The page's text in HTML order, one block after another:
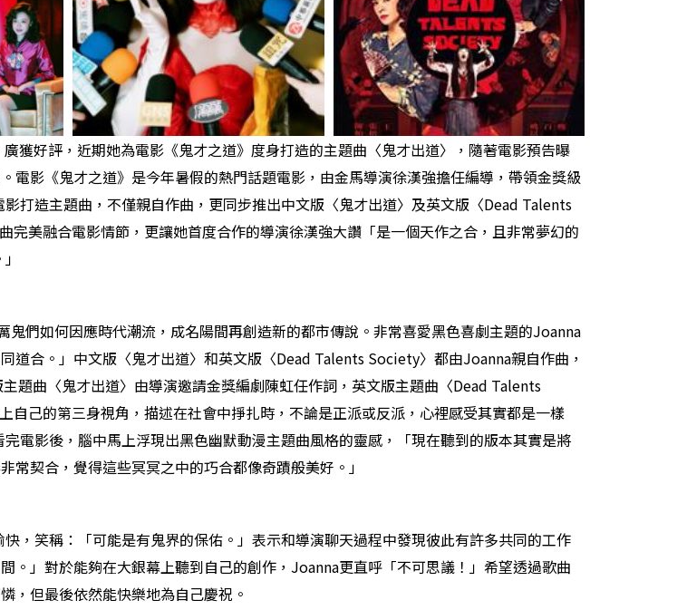
。
獲好評，近期她為電影《鬼才之道》度身打造的主題曲〈鬼才出道〉，隨著電影預告曝
電影《鬼才之道》是今年暑假的熱門話題電影，由金馬導演徐漢強擔任編導，帶領金獎級
打造主題曲，不僅親自作曲，更同步推出中文版〈鬼才出道〉及英文版〈Dead Talents
美融合電影情節，更讓她首度合作的導演徐漢強大讚「是一個天作之合，且非常夢幻的
們如何因應時代潮流，成名陽間再創造新的都市傳說。非常喜愛黑色喜劇主題的Joanna
道合。」中文版〈鬼才出道〉和英文版〈Dead Talents Society〉都由Joanna親自作曲，
題曲〈鬼才出道〉由導演邀請金獎編劇陳虹任作詞，英文版主題曲〈Dead Talents
己的第三身視角，描述在社會中掙扎時，不論是正派或反派，心裡感受其實都是一樣
電影後，腦中馬上浮現出黑色幽默動漫主題曲風格的靈感，「現在聽到的版本其實是將
契合，覺得這些冥冥之中的巧合都像奇蹟般美好。」
，笑稱：「可能是有鬼界的保佑。」表示和導演聊天過程中發現彼此有許多共同的工作
。」對於能夠在大銀幕上聽到自己的創作，Joanna更直呼「不可思議！」希望透過歌曲
，但最後依然能快樂地為自己慶祝。